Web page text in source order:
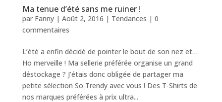
Ma tenue d’été sans me ruiner !
par Fanny| Août 2, 2016 | Tendances | 0
commentaires
L’été a enfin décidé de pointer le bout de son nez et…
Ho merveille ! Ma sellerie préférée organise un grand
déstockage ? J’étais donc obligée de partager ma
petite sélection So Trendy avec vous ! Des T-Shirts de
nos marques préférées à prix ultra...